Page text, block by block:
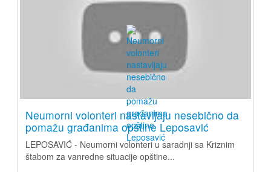
Neumorni volonteri nastavljaju nesebično da
pomažu građanima opštine Leposavić
LEPOSAVIĆ - Neumorni volonteri u saradnji sa Kriznim
štabom za vanredne situacije opštine...